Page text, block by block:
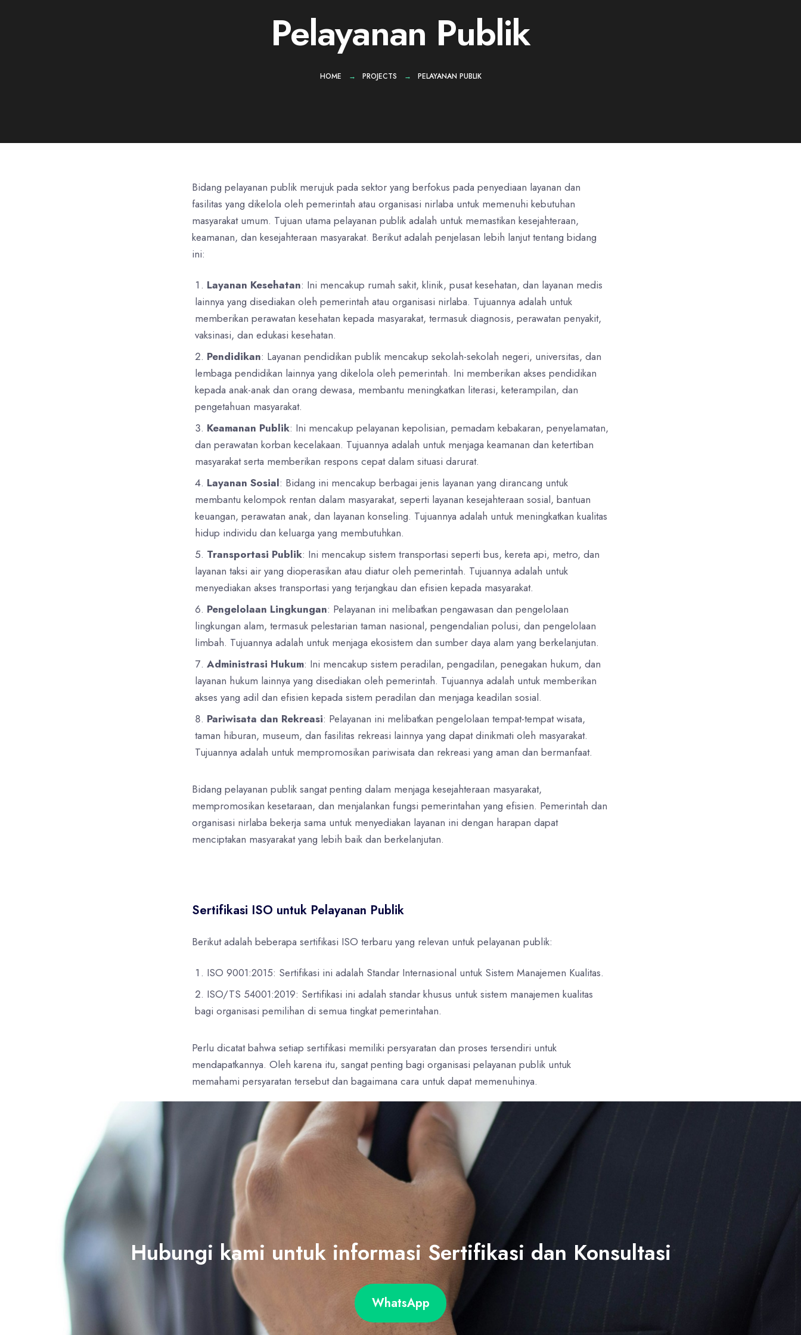
Pelayanan Publik
HOME PROJECTS PELAYANAN PUBLIK
Bidang pelayanan publik merujuk pada sektor yang berfokus pada penyediaan layanan dan
fasilitas yang dikelola oleh pemerintah atau organisasi nirlaba untuk memenuhi kebutuhan
masyarakat umum. Tujuan utama pelayanan publik adalah untuk memastikan kesejahteraan,
keamanan, dan kesejahteraan masyarakat. Berikut adalah penjelasan lebih lanjut tentang bidang
ini:
Layanan Kesehatan: Ini mencakup rumah sakit, klinik, pusat kesehatan, dan layanan medis
lainnya yang disediakan oleh pemerintah atau organisasi nirlaba. Tujuannya adalah untuk
memberikan perawatan kesehatan kepada masyarakat, termasuk diagnosis, perawatan penyakit,
vaksinasi, dan edukasi kesehatan.
Pendidikan: Layanan pendidikan publik mencakup sekolah-sekolah negeri, universitas, dan
lembaga pendidikan lainnya yang dikelola oleh pemerintah. Ini memberikan akses pendidikan
kepada anak-anak dan orang dewasa, membantu meningkatkan literasi, keterampilan, dan
pengetahuan masyarakat.
Keamanan Publik: Ini mencakup pelayanan kepolisian, pemadam kebakaran, penyelamatan,
dan perawatan korban kecelakaan. Tujuannya adalah untuk menjaga keamanan dan ketertiban
masyarakat serta memberikan respons cepat dalam situasi darurat.
Layanan Sosial: Bidang ini mencakup berbagai jenis layanan yang dirancang untuk
membantu kelompok rentan dalam masyarakat, seperti layanan kesejahteraan sosial, bantuan
keuangan, perawatan anak, dan layanan konseling. Tujuannya adalah untuk meningkatkan kualitas
hidup individu dan keluarga yang membutuhkan.
Transportasi Publik: Ini mencakup sistem transportasi seperti bus, kereta api, metro, dan
layanan taksi air yang dioperasikan atau diatur oleh pemerintah. Tujuannya adalah untuk
menyediakan akses transportasi yang terjangkau dan efisien kepada masyarakat.
Pengelolaan Lingkungan: Pelayanan ini melibatkan pengawasan dan pengelolaan
lingkungan alam, termasuk pelestarian taman nasional, pengendalian polusi, dan pengelolaan
limbah. Tujuannya adalah untuk menjaga ekosistem dan sumber daya alam yang berkelanjutan.
Administrasi Hukum: Ini mencakup sistem peradilan, pengadilan, penegakan hukum, dan
layanan hukum lainnya yang disediakan oleh pemerintah. Tujuannya adalah untuk memberikan
akses yang adil dan efisien kepada sistem peradilan dan menjaga keadilan sosial.
Pariwisata dan Rekreasi: Pelayanan ini melibatkan pengelolaan tempat-tempat wisata,
taman hiburan, museum, dan fasilitas rekreasi lainnya yang dapat dinikmati oleh masyarakat.
Tujuannya adalah untuk mempromosikan pariwisata dan rekreasi yang aman dan bermanfaat.
Bidang pelayanan publik sangat penting dalam menjaga kesejahteraan masyarakat,
mempromosikan kesetaraan, dan menjalankan fungsi pemerintahan yang efisien. Pemerintah dan
organisasi nirlaba bekerja sama untuk menyediakan layanan ini dengan harapan dapat
menciptakan masyarakat yang lebih baik dan berkelanjutan.
Sertifikasi ISO untuk Pelayanan Publik
Berikut adalah beberapa sertifikasi ISO terbaru yang relevan untuk pelayanan publik:
ISO 9001:2015: Sertifikasi ini adalah Standar Internasional untuk Sistem Manajemen Kualitas.
ISO/TS 54001:2019: Sertifikasi ini adalah standar khusus untuk sistem manajemen kualitas
bagi organisasi pemilihan di semua tingkat pemerintahan.
Perlu dicatat bahwa setiap sertifikasi memiliki persyaratan dan proses tersendiri untuk
mendapatkannya. Oleh karena itu, sangat penting bagi organisasi pelayanan publik untuk
memahami persyaratan tersebut dan bagaimana cara untuk dapat memenuhinya.
Hubungi kami untuk informasi Sertifikasi dan Konsultasi
WhatsApp